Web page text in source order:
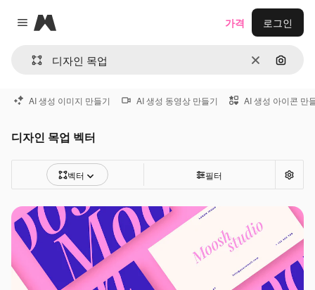
Close menu
Magnific
지우기이미지
가격 로그인
AI 생성 이미지 만들기 AI 생성 동영상 만들기 AI 생성 아이콘 만
디자인 목업 벡터
벡터 필터